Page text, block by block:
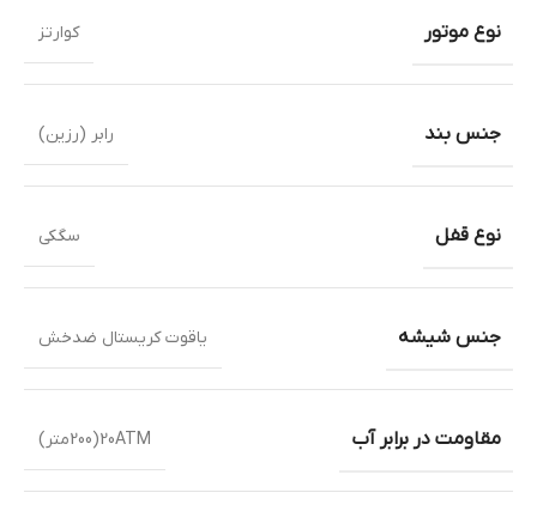
نوع موتور کوارتز
جنس بند رابر (رزین)
نوع قفل سگکی
جنس شیشه یاقوت کریستال ضدخش
مقاومت در برابر آب 20ATM(200متر)